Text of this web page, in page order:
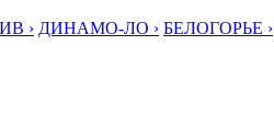
› ДИНАМО-ЛО › БЕЛОГОРЬЕ ›